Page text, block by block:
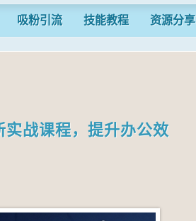
吸粉引流 技能教程 资源分享
战课程，提升办公效